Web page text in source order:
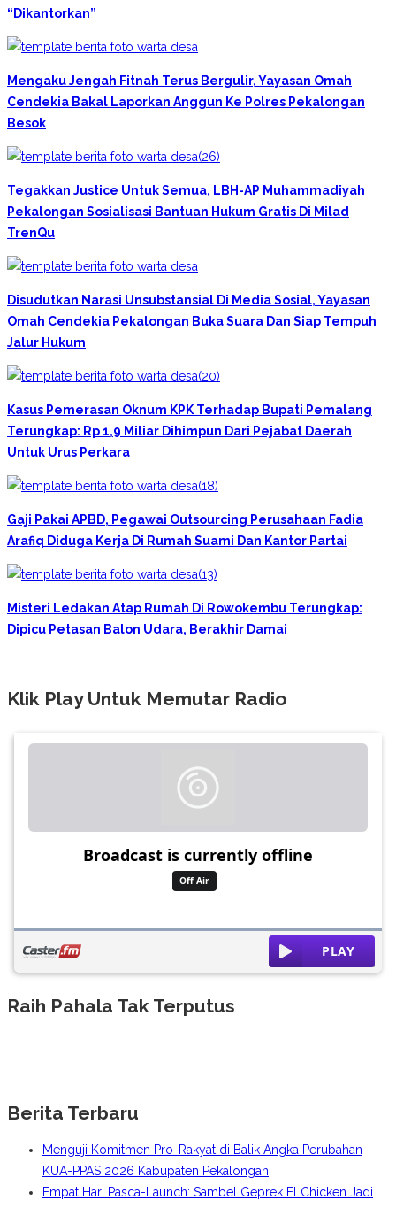
“Dikantorkan”
Mengaku Jengah Fitnah Terus Bergulir, Yayasan Omah
Cendekia Bakal Laporkan Anggun Ke Polres Pekalongan
Besok
Tegakkan Justice Untuk Semua, LBH-AP Muhammadiyah
Pekalongan Sosialisasi Bantuan Hukum Gratis Di Milad
TrenQu
Disudutkan Narasi Unsubstansial Di Media Sosial, Yayasan
Omah Cendekia Pekalongan Buka Suara Dan Siap Tempuh
Jalur Hukum
Kasus Pemerasan Oknum KPK Terhadap Bupati Pemalang
Terungkap: Rp 1,9 Miliar Dihimpun Dari Pejabat Daerah
Untuk Urus Perkara
Gaji Pakai APBD, Pegawai Outsourcing Perusahaan Fadia
Arafiq Diduga Kerja Di Rumah Suami Dan Kantor Partai
Misteri Ledakan Atap Rumah Di Rowokembu Terungkap:
Dipicu Petasan Balon Udara, Berakhir Damai
Klik Play Untuk Memutar Radio
Raih Pahala Tak Terputus
Berita Terbaru
Menguji Komitmen Pro-Rakyat di Balik Angka Perubahan
KUA-PPAS 2026 Kabupaten Pekalongan
Empat Hari Pasca-Launch: Sambel Geprek El Chicken Jadi